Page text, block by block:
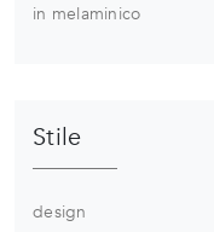
in melaminico
Stile
design